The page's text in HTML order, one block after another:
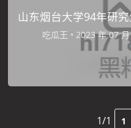
山东烟台大学94年研
吃瓜王 •
1/1